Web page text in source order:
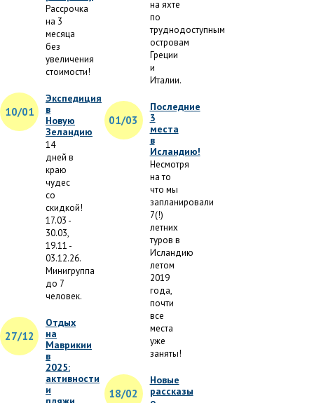
Рассрочка
на 3
месяца
без
увеличения
стоимости!
10/01
Экспедиция
в
Новую
Зеландию
14
дней в
краю
чудес
со
скидкой!
17.03 -
30.03,
19.11 -
03.12.26.
Минигруппа
до 7
человек.
27/12
Отдых
на
Маврикии
в
2025:
активности
и
на яхте
по
труднодоступным
островам
Греции
и
Италии.
01/03
Последние
3
места
в
Исландию!
Несмотря
на то
что мы
запланировали
7(!)
летних
туров в
Исландию
летом
2019
года,
почти
все
места
уже
заняты!
18/02
Новые
рассказы